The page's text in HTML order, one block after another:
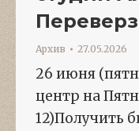
Архив 27.05.2026
26 июня
центр на
12)Получить